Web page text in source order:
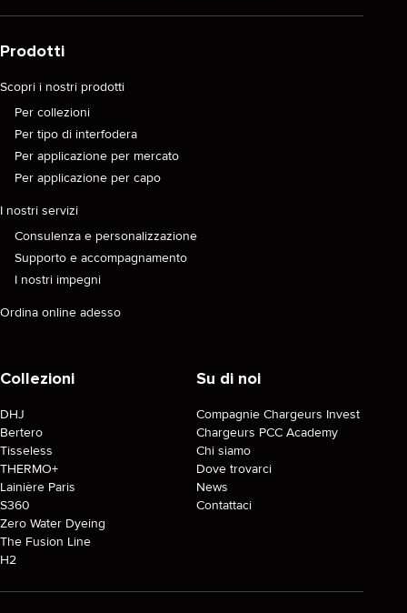
Prodotti
Scopri i nostri prodotti
Per collezioni
Per tipo di interfodera
Per applicazione per mercato
Per applicazione per capo
I nostri servizi
Consulenza e personalizzazione
Supporto e accompagnamento
I nostri impegni
Ordina online adesso
Collezioni
DHJ
Bertero
Tisseless
THERMO+
Lainière Paris
S360
Zero Water Dyeing
The Fusion Line
H2
Su di noi
Compagnie Chargeurs Invest
Chargeurs PCC Academy
Chi siamo
Dove trovarci
News
Contattaci